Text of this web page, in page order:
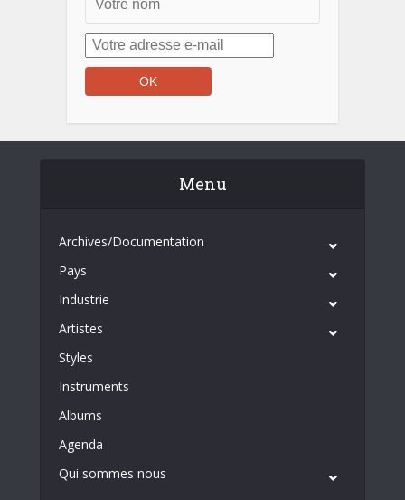
Menu
Archives/Documentation
Pays
Industrie
Artistes
Styles
Instruments
Albums
Agenda
Qui sommes nous